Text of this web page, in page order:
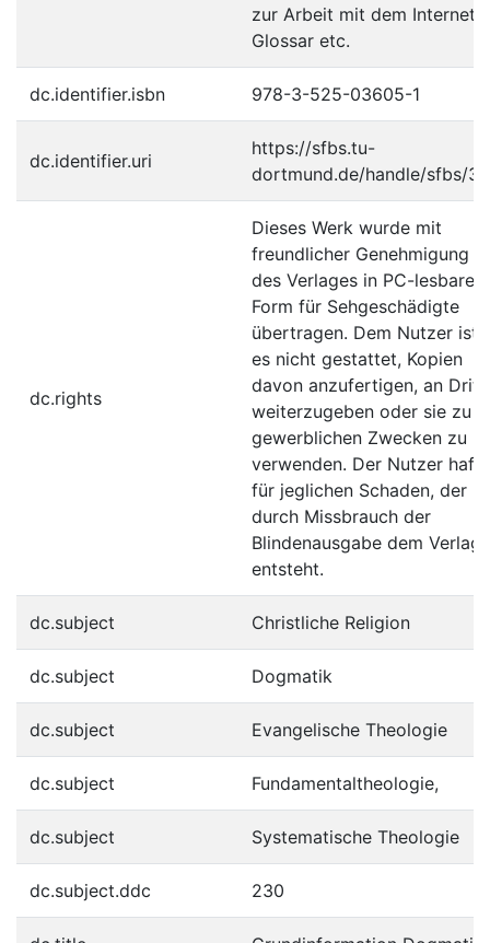
zur Arbeit mit dem Internet,
Glossar etc.
dc.identifier.isbn 978-3-525-03605-1
dc.identifier.uri
https://sfbs.tu-
dortmund.de/handle/sfbs/
dc.rights
Dieses Werk wurde mit
freundlicher Genehmigung
des Verlages in PC-lesbare
Form für Sehgeschädigte
übertragen. Dem Nutzer ist
es nicht gestattet, Kopien
davon anzufertigen, an
weiterzugeben oder sie zu
gewerblichen Zwecken zu
verwenden. Der Nutzer
für jeglichen Schaden, der
durch Missbrauch der
Blindenausgabe dem Verlag
entsteht.
dc.subject Christliche Religion
dc.subject Dogmatik
dc.subject Evangelische Theologie
dc.subject Fundamentaltheologie,
dc.subject Systematische Theologie
dc.subject.ddc 230